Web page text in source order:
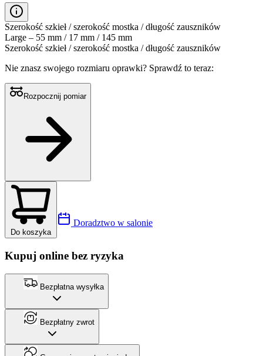
Szerokość szkieł / szerokość mostka / długość zauszników
Large – 55 mm / 17 mm / 145 mm
Szerokość szkieł / szerokość mostka / długość zauszników
Nie znasz swojego rozmiaru oprawki? Sprawdź to teraz:
Rozpocznij pomiar
Do koszyka
Doradztwo w salonie
Kupuj online bez ryzyka
Bezpłatna wysyłka
Bezpłatny zwrot